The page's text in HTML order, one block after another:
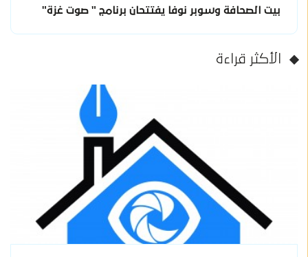
بيت الصحافة وسوبر نوفا يفتتحان برنامج " صوت غزة"
الأكثر قراءة